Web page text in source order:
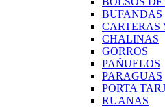
BUFANDAS
CARTERAS
CHALINAS
GORROS
PAÑUELOS
PARAGUAS
PORTA
RUANAS